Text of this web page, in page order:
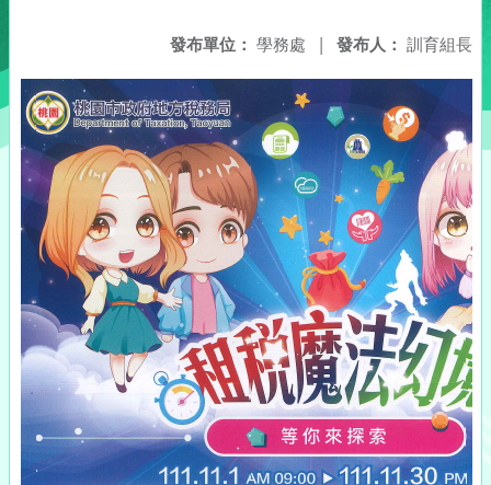
發布人： 訓育組長
發布單位： 學務處 |